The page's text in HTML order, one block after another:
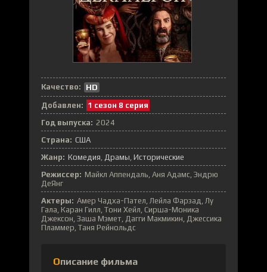
Качество:
HD
Добавлен: 1 сезон 8 серия
Год выпуска: 2024
Страна: США
Жанр: Комедия Драмы Исторические
Режиссер: Майкл Аппендаль, Аня Адамс, Эндрю
ДеЯнг
Актеры: Амер Чадха-Пател, Лейла Фарзад, Лу
Гала, Каран Гилл, Тони Хейл, Сирша-Моника
Джексон, Заша Мэмет, Дагги Макмикин, Джессика
Пламмер, Таня Рейнольдс
Описание фильма